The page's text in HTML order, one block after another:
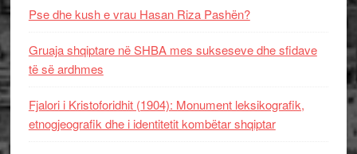
Pse dhe kush e vrau Hasan Riza Pashën?
Gruaja shqiptare në SHBA mes sukseseve dhe sfidave
të së ardhmes
Fjalori i Kristoforidhit (1904): Monument leksikografik,
etnogjeografik dhe i identitetit kombëtar shqiptar